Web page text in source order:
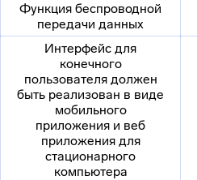
Функция беспроводной
передачи данных
Интерфейс для
конечного
пользователя должен
быть реализован в виде
мобильного
приложения и веб
приложения для
стационарного
компьютера